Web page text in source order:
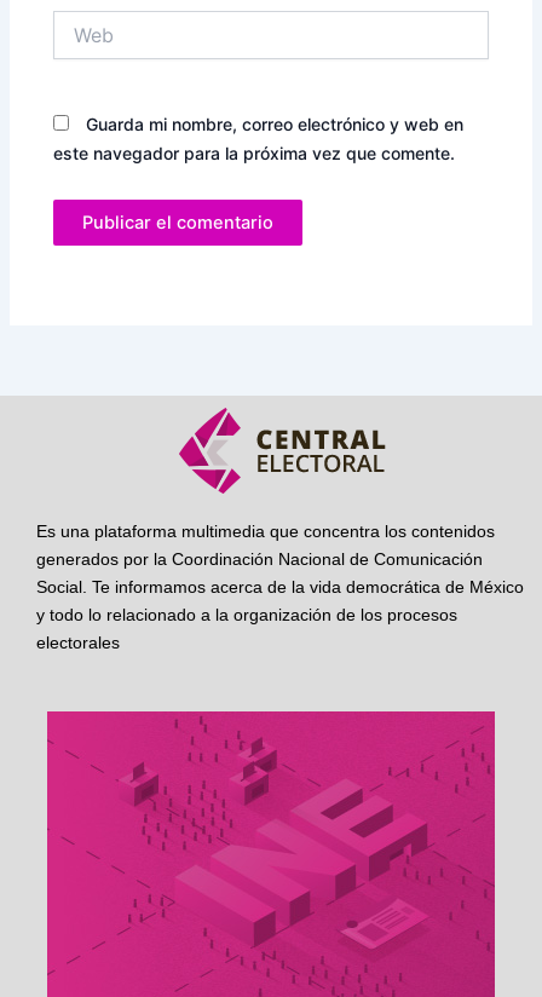
Guarda mi nombre, correo electrónico y web en
este navegador para la próxima vez que comente.
Es una plataforma multimedia que concentra los contenidos
generados por la Coordinación Nacional de Comunicación
Social. Te informamos acerca de la vida democrática de México
y todo lo relacionado a la organización de los procesos
electorales